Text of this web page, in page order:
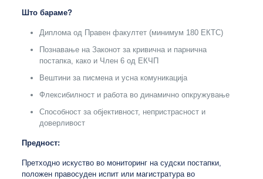
Што бараме?
Диплома од Правен факултет (минимум 180 ЕКТС)
Познавање на Законот за кривична и парнична
постапка, како и Член 6 од ЕКЧП
Вештини за писмена и усна комуникација
Флексибилност и работа во динамично опкружување
Способност за објективност, непристрасност и
доверливост
Предност:
Претходно искуство во мониторинг на судски постапки,
положен правосуден испит или магистратура во